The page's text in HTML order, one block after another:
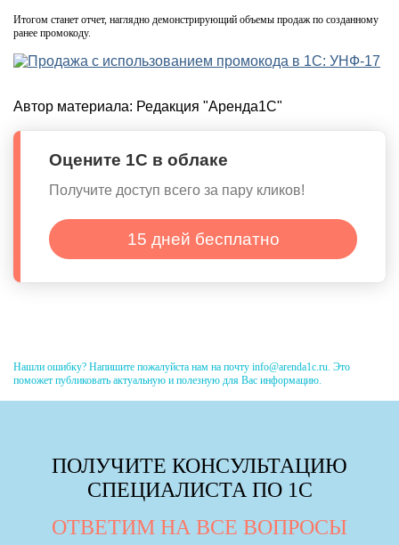
Итогом станет отчет, наглядно демонстрирующий объемы продаж по созданному
ранее промокоду.
Автор материала: Редакция "Аренда1С"
Оцените 1С в облаке
Получите доступ всего за пару кликов!
15 дней бесплатно
Нашли ошибку? Напишите пожалуйста нам на почту info@arenda1c.ru. Это
поможет публиковать актуальную и полезную для Вас информацию.
ПОЛУЧИТЕ КОНСУЛЬТАЦИЮ
СПЕЦИАЛИСТА ПО 1С
ОТВЕТИМ НА ВСЕ ВОПРОСЫ